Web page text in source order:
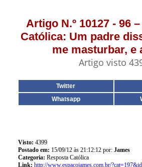
Artigo N.º 10127 - 96
Católica: Um padre
me masturbar, e
Artigo visto
Twitter
Whatsapp
Visto: 4399
Postado em: 15/09/12 às 21:12:12 por: James
Categoria: Resposta Católica
Link: http://www.espacojames.com.br/